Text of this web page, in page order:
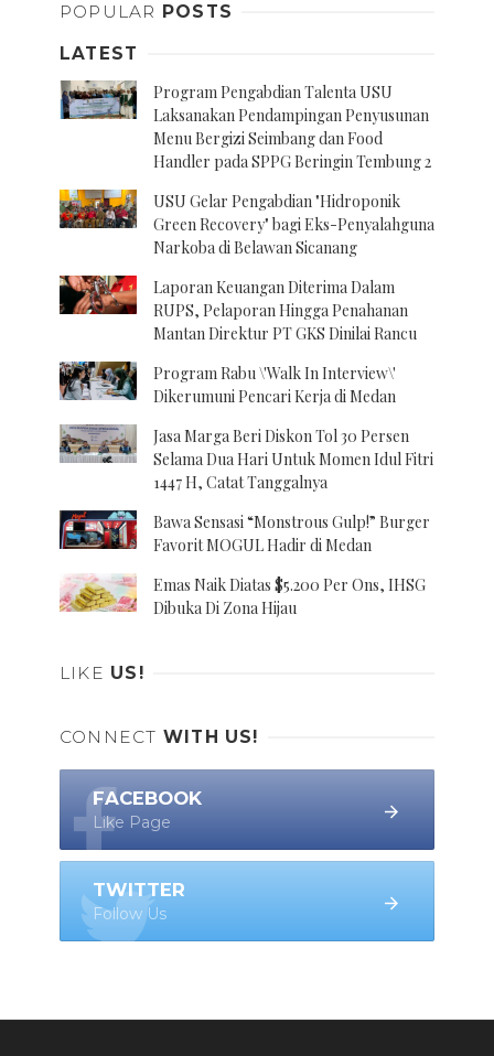
POPULAR POSTS
LATEST
Program Pengabdian Talenta USU
Laksanakan Pendampingan Penyusunan
Menu Bergizi Seimbang dan Food
Handler pada SPPG Beringin Tembung 2
USU Gelar Pengabdian "Hidroponik
Green Recovery" bagi Eks-Penyalahguna
Narkoba di Belawan Sicanang
Laporan Keuangan Diterima Dalam
RUPS, Pelaporan Hingga Penahanan
Mantan Direktur PT GKS Dinilai Rancu
Program Rabu \'Walk In Interview\'
Dikerumuni Pencari Kerja di Medan
Jasa Marga Beri Diskon Tol 30 Persen
Selama Dua Hari Untuk Momen Idul Fitri
1447 H, Catat Tanggalnya
Bawa Sensasi “Monstrous Gulp!” Burger
Favorit MOGUL Hadir di Medan
Emas Naik Diatas $5.200 Per Ons, IHSG
Dibuka Di Zona Hijau
LIKE US!
CONNECT WITH US!
FACEBOOK
Like Page
TWITTER
Follow Us